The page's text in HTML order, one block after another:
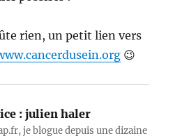
rien, un petit lien vers
😉
: julien haler
je blogue depuis une dizaine